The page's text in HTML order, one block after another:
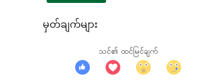
မှတ်ချက်များ
သင်၏ ထင်မြင်ချက်